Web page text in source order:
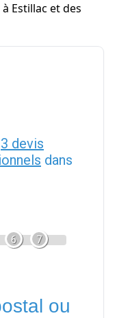
Estillac et des
3 devis
dans
6 7
ou